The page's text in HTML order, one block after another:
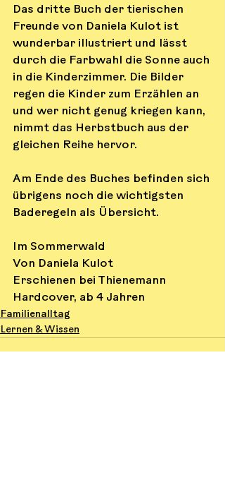
Das dritte Buch der tierischen
Freunde von Daniela Kulot ist
wunderbar illustriert und lässt
durch die Farbwahl die Sonne auch
in die Kinderzimmer. Die Bilder
regen die Kinder zum Erzählen an
und wer nicht genug kriegen kann,
nimmt das Herbstbuch aus der
gleichen Reihe hervor.
Am Ende des Buches befinden sich
übrigens noch die wichtigsten
Baderegeln als Übersicht.
Im Sommerwald
Von Daniela Kulot
Erschienen bei Thienemann
Hardcover, ab 4 Jahren
Familienalltag
Lernen & Wissen